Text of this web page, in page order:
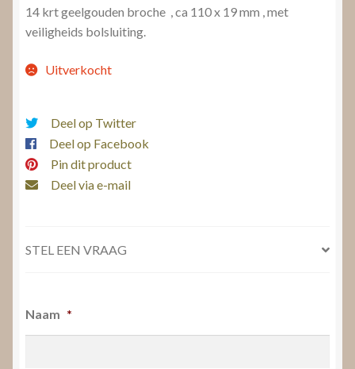
14 krt geelgouden broche , ca 110 x 19 mm , met
veiligheids bolsluiting.
Uitverkocht
Deel op Twitter
Deel op Facebook
Pin dit product
Deel via e-mail
STEL EEN VRAAG
Naam *